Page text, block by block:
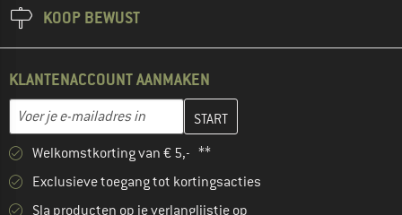
KOOP BEWUST
KLANTENACCOUNT AANMAKEN
E-mailadres
Vul je e-mailadres hier in en maak in de volgende stap je
Welkomstkorting van € 5,- **
Exclusieve toegang tot kortingsacties
Sla producten op je verlanglijstje op